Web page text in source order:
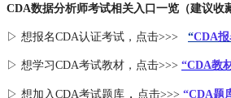
CDA数据分析师考试相关入口一览（建议收
▷ 想报名CDA认证考试，点击>>> “CDA报
▷ 想学习CDA考试教材，点击>>> “CDA教
▷ 想加入CDA考试题库 ， 点击>>> “CDA题